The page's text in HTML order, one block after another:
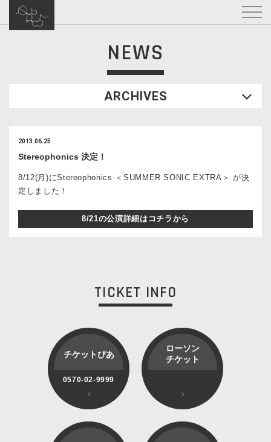
NEWS
ARCHIVES
2013.06.25
Stereophonics 決定！
8/12(月)にStereophonics ＜SUMMER SONIC EXTRA＞ が決
定しました！
8/21の公演詳細はコチラから
TICKET INFO
チケットぴあ
0570-02-9999
ローソン
チケット